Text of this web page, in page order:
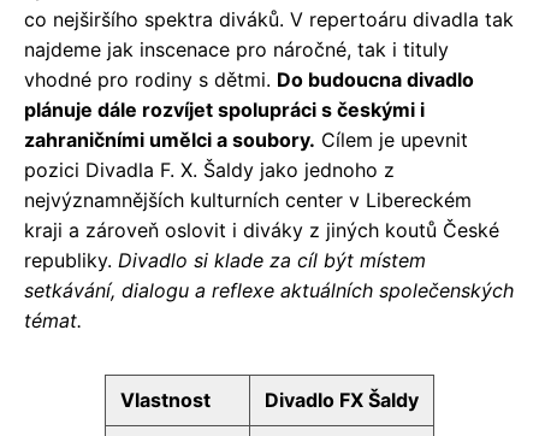
co nejširšího spektra diváků. V repertoáru divadla tak
najdeme jak inscenace pro náročné, tak i tituly
vhodné pro rodiny s dětmi. Do budoucna divadlo
plánuje dále rozvíjet spolupráci s českými i
zahraničními umělci a soubory. Cílem je upevnit
pozici Divadla F. X. Šaldy jako jednoho z
nejvýznamnějších kulturních center v Libereckém
kraji a zároveň oslovit i diváky z jiných koutů České
republiky. Divadlo si klade za cíl být místem
setkávání, dialogu a reflexe aktuálních společenských
témat.
Vlastnost Divadlo FX Šaldy